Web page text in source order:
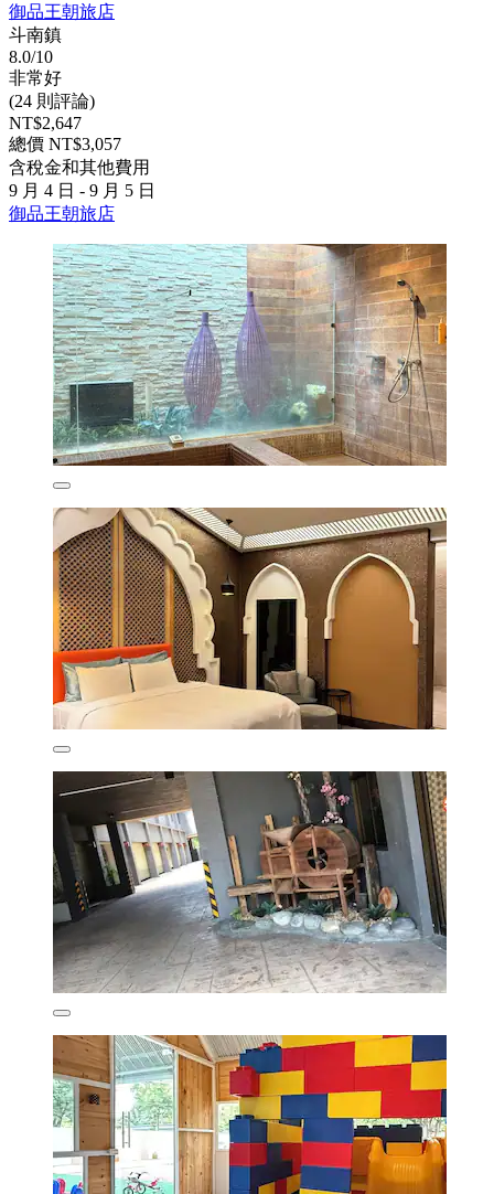
御品王朝旅店
斗南鎮
8.0/10
非常好
(24 則評論)
NT$2,647
總價 NT$3,057
含稅金和其他費用
9 月 4 日 - 9 月 5 日
御品王朝旅店